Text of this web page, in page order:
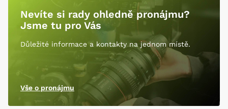
Nevíte si rady ohledně pronájmu?
Jsme tu pro Vás
Důležité informace a kontakty na jednom místě.
Vše o pronájmu